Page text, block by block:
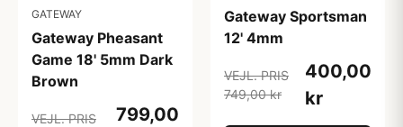
GATEWAY
Gateway Pheasant
Game 18' 5mm Dark
Brown
VEJL. PRIS
799,00
Gateway Sportsman
12' 4mm
VEJL. PRIS
749,00 kr
400,00
kr